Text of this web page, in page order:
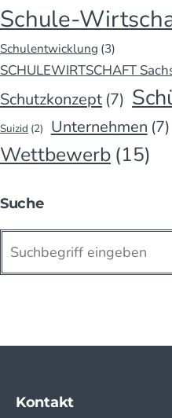
Schule-
Schulentwicklung (3)
SCHULEWIRTSCHAFT
Schutzkonzept (7)
Suizid (2) Unternehmen (7)
Wettbewerb (15)
Suche
Kontakt